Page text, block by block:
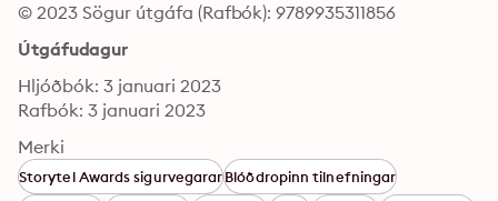
© 2023 Sögur útgáfa (Rafbók): 9789935311856
Útgáfudagur
Hljóðbók: 3 januari 2023
Rafbók: 3 januari 2023
Merki
Storytel Awards sigurvegararBlóðdropinn tilnefningar